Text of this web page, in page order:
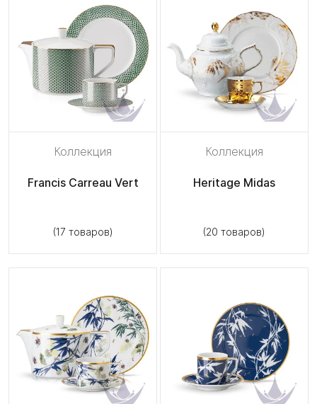
Коллекция
Francis Carreau Vert
(17 товаров)
Коллекция
Heritage Midas
(20 товаров)